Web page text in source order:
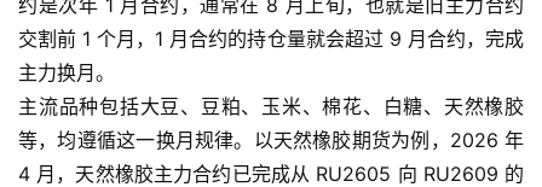
交割前 1 个月，1 月合约的持仓量就会超过 9 月合约，完成
主力换月。
主流品种包括大豆、豆粕、玉米、棉花、白糖、天然橡胶
等，均遵循这一换月规律。以天然橡胶期货为例，2026 年
4 月，天然橡胶主力合约已完成从 RU2605 向 RU2609 的